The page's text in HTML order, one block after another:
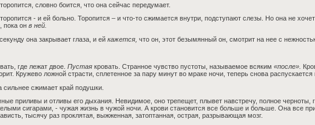
словно боится, что она сейчас передумает.
- и ей больно. Торопится – и что-то сжимается внутри, подступают слезы. Но она не
пока он в ней.
она закрывает глаза, и ей кажется, что он, этот безымянный он, смотрит на нее с
где лежат двое. Пустая кровать. Странное чувство пустоты, называемое всяким «после».
Кружево ложной страсти, сплетенное за пару минут во мраке ночи, теперь снова распускается
сильнее сжимает край подушки.
приливы и отливы его дыхания. Невидимое, оно трепещет, плывет навстречу, полное черноты,
сигарами, - чужая жизнь в чужой ночи. А крови становится все больше и больше. Она все
тысячу раз проклятая, выжженная, затоптанная, острая, разрывающая мозг.